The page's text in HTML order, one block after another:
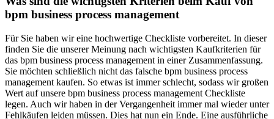
bpm business process management
Für Sie haben wir eine hochwertige Checkliste vorbereitet. In dieser
finden Sie die unserer Meinung nach wichtigsten Kaufkriterien für
das bpm business process management in einer Zusammenfassung.
Sie möchten schließlich nicht das falsche bpm business process
management kaufen. So etwas ist immer schlecht, sodass wir großen
Wert auf unsere bpm business process management Checkliste
legen. Auch wir haben in der Vergangenheit immer mal wieder unter
Fehlkäufen leiden müssen. Dies hat nun ein Ende. Eine ausführliche